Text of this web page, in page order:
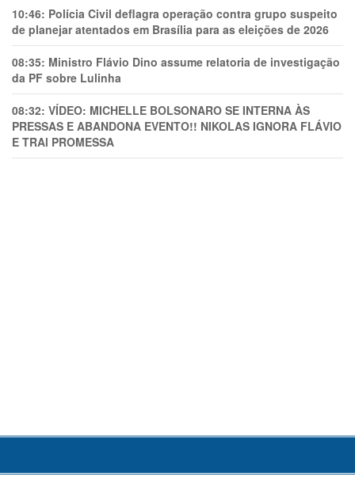
10:46: Polícia Civil deflagra operação contra grupo suspeito
de planejar atentados em Brasília para as eleições de 2026
08:35: Ministro Flávio Dino assume relatoria de investigação
da PF sobre Lulinha
08:32: VÍDEO: MICHELLE BOLSONARO SE INTERNA ÀS
PRESSAS E ABANDONA EVENTO!! NIKOLAS IGNORA FLÁVIO
E TRAl PROMESSA